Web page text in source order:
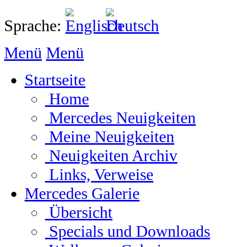
Sprache:
Menü Menü
Startseite
Home
Mercedes Neuigkeiten
Meine Neuigkeiten
Neuigkeiten Archiv
Links, Verweise
Mercedes Galerie
Übersicht
Specials und Downloads